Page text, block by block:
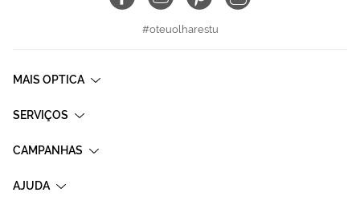
#oteuolharestu
MAIS OPTICA
SERVIÇOS
CAMPANHAS
AJUDA